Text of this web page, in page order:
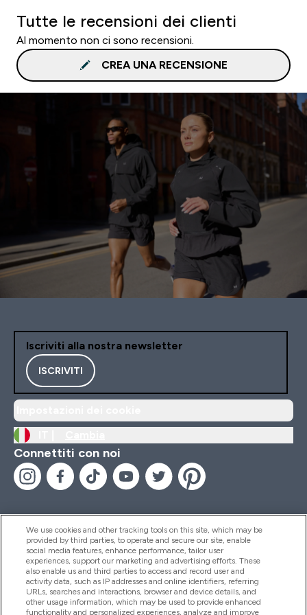
Tutte le recensioni dei clienti
Al momento non ci sono recensioni.
CREA UNA RECENSIONE
Iscriviti alla nostra newsletter
ISCRIVITI
Connettiti con noi
Aiuto & Informazioni
Prodotti
We use cookies and other tracking tools on this site, which may be
provided by third parties, to operate and secure our site, enable
social media features, enhance performance, tailor user
experiences, support our marketing and advertising efforts. These
also enable us and third parties to access and record user and
activity data, such as IP addresses and online identifiers, referring
URLs, searches and interactions, browser and device details, and
other usage information, which may be used to provide enhanced
functionality and personalized experiences, analyze and improve